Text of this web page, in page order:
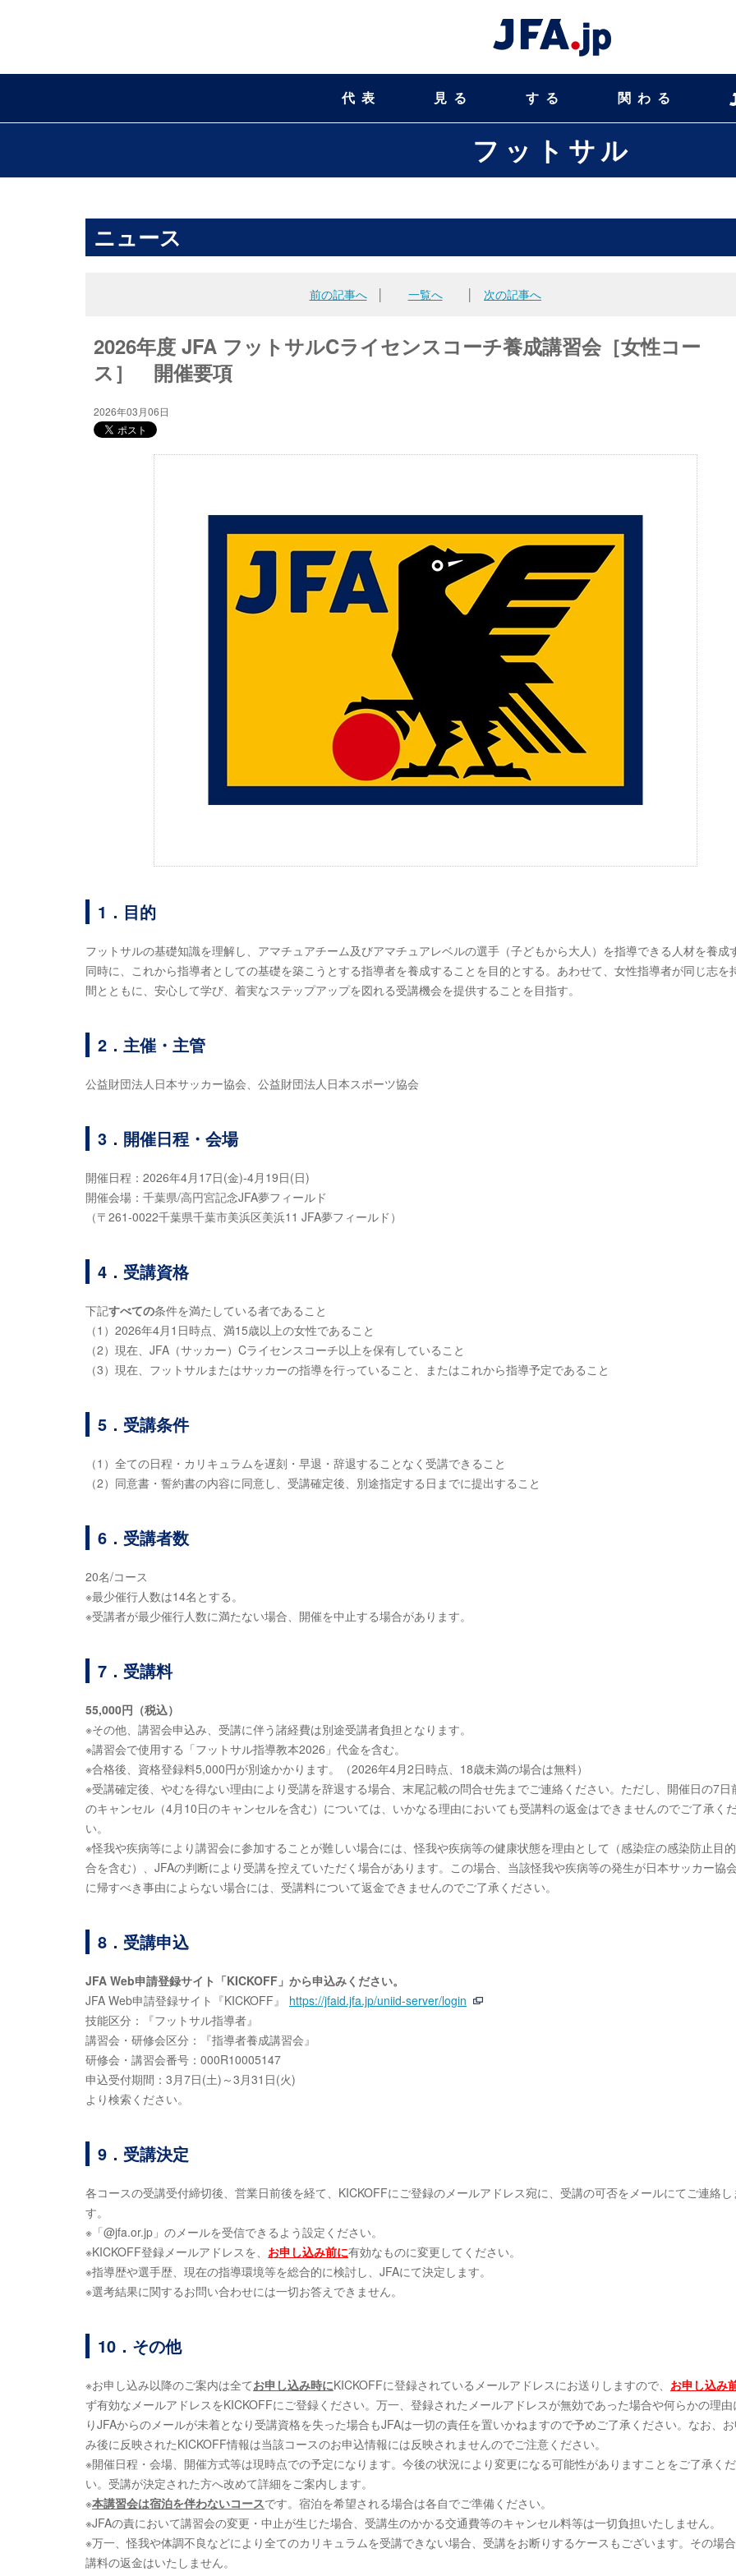
代表 見る する 関わる
フットサル
ニュース
前の記事へ│ 一覧へ 次の記事へ
2026年度 JFA フットサルCライセンスコーチ養成講習会［女性コー
ス］ 開催要項
2026年03月06日
1．目的
フットサルの基礎知識を理解し、アマチュアチーム及びアマチュアレベルの選手（子どもから大人）を指導できる人材を養成
同時に、これから指導者としての基礎を築こうとする指導者を養成することを目的とする。あわせて、女性指導者が同じ志を
間とともに、安心して学び、着実なステップアップを図れる受講機会を提供することを目指す。
2．主催・主管
公益財団法人日本サッカー協会、公益財団法人日本スポーツ協会
3．開催日程・会場
開催日程：2026年4月17日(金)-4月19日(日)
開催会場：千葉県/高円宮記念JFA夢フィールド
（〒261-0022千葉県千葉市美浜区美浜11 JFA夢フィールド）
4．受講資格
下記すべての条件を満たしている者であること
（1）2026年4月1日時点、満15歳以上の女性であること
（2）現在、JFA（サッカー）Cライセンスコーチ以上を保有していること
（3）現在、フットサルまたはサッカーの指導を行っていること、またはこれから指導予定であること
5．受講条件
（1）全ての日程・カリキュラムを遅刻・早退・辞退することなく受講できること
（2）同意書・誓約書の内容に同意し、受講確定後、別途指定する日までに提出すること
6．受講者数
20名/コース
※最少催行人数は14名とする。
※受講者が最少催行人数に満たない場合、開催を中止する場合があります。
7．受講料
55,000円（税込）
※その他、講習会申込み、受講に伴う諸経費は別途受講者負担となります。
※講習会で使用する「フットサル指導教本2026」代金を含む。
※合格後、資格登録料5,000円が別途かかります。（2026年4月2日時点、18歳未満の場合は無料）
※受講確定後、やむを得ない理由により受講を辞退する場合、末尾記載の問合せ先までご連絡ください。ただし、開催日の7日
のキャンセル（4月10日のキャンセルを含む）については、いかなる理由においても受講料の返金はできませんのでご了承く
い。
※怪我や疾病等により講習会に参加することが難しい場合には、怪我や疾病等の健康状態を理由として（感染症の感染防止目
合を含む）、JFAの判断により受講を控えていただく場合があります。この場合、当該怪我や疾病等の発生が日本サッカー協
に帰すべき事由によらない場合には、受講料について返金できませんのでご了承ください。
8．受講申込
JFA Web申請登録サイト「KICKOFF」から申込みください。
JFA Web申請登録サイト『KICKOFF』 https://jfaid.jfa.jp/uniid-server/login
技能区分：『フットサル指導者』
講習会・研修会区分：『指導者養成講習会』
研修会・講習会番号：000R10005147
申込受付期間：3月7日(土)～3月31日(火)
より検索ください。
9．受講決定
各コースの受講受付締切後、営業日前後を経て、KICKOFFにご登録のメールアドレス宛に、受講の可否をメールにてご連絡し
す。
※「@jfa.or.jp」のメールを受信できるよう設定ください。
※KICKOFF登録メールアドレスを、 お申し込み前に有効なものに変更してください。
※指導歴や選手歴、現在の指導環境等を総合的に検討し、JFAにて決定します。
※選考結果に関するお問い合わせには一切お答えできません。
10．その他
※お申し込み以降のご案内は全てお申し込み時にKICKOFFに登録されているメールアドレスにお送りしますので、 お申し込み
ず有効なメールアドレスをKICKOFFにご登録ください。万一、登録されたメールアドレスが無効であった場合や何らかの理由
りJFAからのメールが未着となり受講資格を失った場合もJFAは一切の責任を置いかねますので予めご了承ください。なお、
み後に反映されたKICKOFF情報は当該コースのお申込情報には反映されませんのでご注意ください。
※開催日程・会場、開催方式等は現時点での予定になります。今後の状況により変更になる可能性がありますことをご了承く
い。受講が決定された方へ改めて詳細をご案内します。
※本講習会は宿泊を伴わないコースです。宿泊を希望される場合は各自でご準備ください。
※JFAの責において講習会の変更・中止が生じた場合、受講生のかかる交通費等のキャンセル料等は一切負担いたしません。
※万一、怪我や体調不良などにより全てのカリキュラムを受講できない場合、受講をお断りするケースもございます。その場
講料の返金はいたしません。